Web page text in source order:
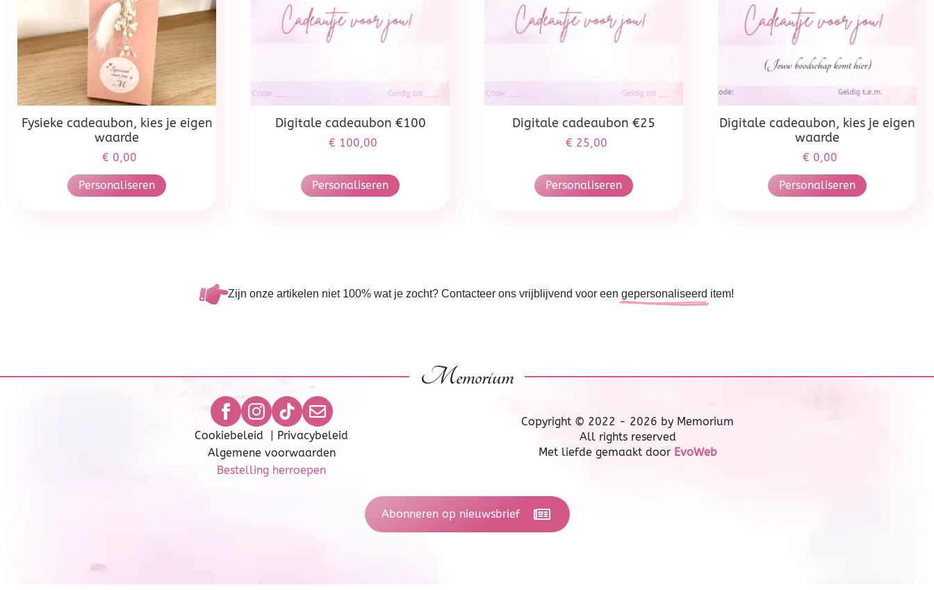
Fysieke cadeaubon, kies je eigen
waarde
€ 0,00
Personaliseren
Digitale cadeaubon €100
€ 100,00
Personaliseren
Digitale cadeaubon €25
€ 25,00
Personaliseren
Digitale cadeaubon, kies je eigen
waarde
€ 0,00
Personaliseren
Zijn onze artikelen niet 100% wat je zocht? Contacteer ons vrijblijvend voor een gepersonaliseerd item!
Memorium
Cookiebeleid | Privacybeleid
Algemene voorwaarden
Bestelling herroepen
Copyright © 2022 - 2026 by Memorium
All rights reserved
Met liefde gemaakt door EvoWeb
Abonneren op nieuwsbrief